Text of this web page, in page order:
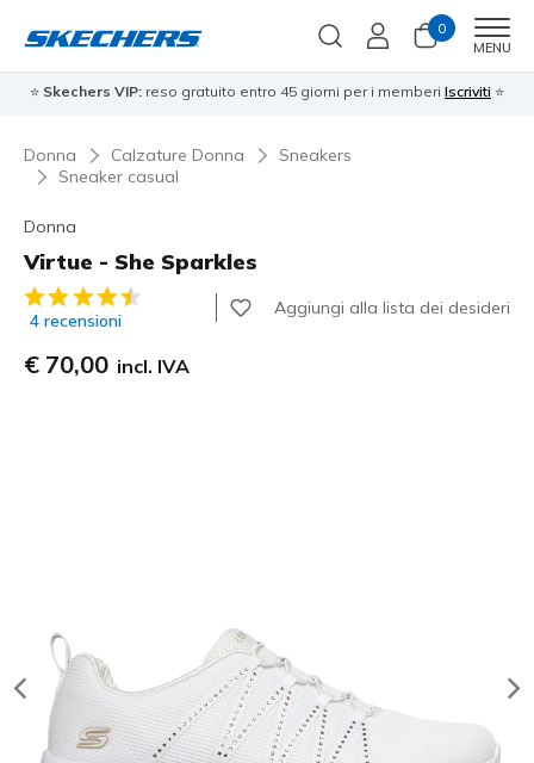
0
MENU
⭐ Skechers VIP: reso gratuito entro 45 giorni per i memberi Iscriviti ⭐
Donna Calzature Donna
Sneakers
Sneaker casual
Donna
Virtue - She Sparkles
Valutazione cliente 5 su 5
4 recensioni
Aggiungi alla lista dei desideri
€ 70,00 incl. IVA